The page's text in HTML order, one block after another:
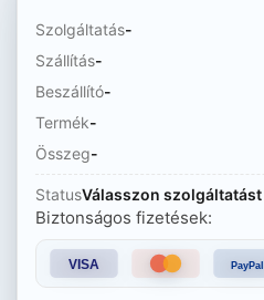
Szolgáltatás-
Szállítás-
Beszállító-
Termék-
Összeg-
StatusVálasszon szolgáltatást
Biztonságos fizetések:
VISA PayPal